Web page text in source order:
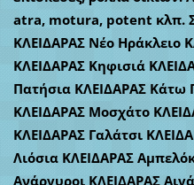
atra, motura, potent κλπ.
ΚΛΕΙΔΑΡΑΣ Νέο Ηράκλειο
ΚΛΕΙΔΑΡΑΣ Κηφισιά
Πατήσια ΚΛΕΙΔΑΡΑΣ Κάτω
ΚΛΕΙΔΑΡΑΣ Μοσχάτο
ΚΛΕΙΔΑΡΑΣ Γαλάτσι
Λιόσια ΚΛΕΙΔΑΡΑΣ
Ανάργυροι ΚΛΕΙΔΑΡΑΣ